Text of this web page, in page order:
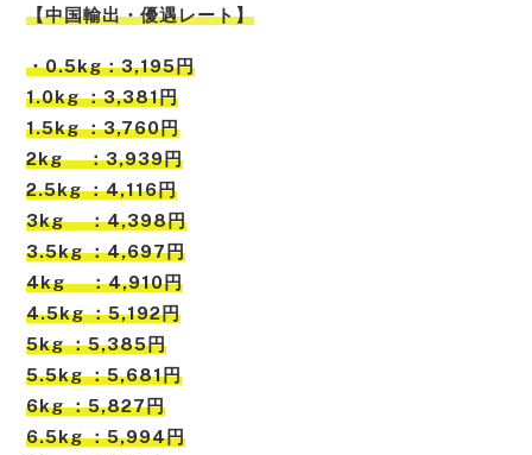
【中国輸出・優遇レート】
・0.5kg：3,195円
1.0kg ：3,381円
1.5kg ：3,760円
2kg ：3,939円
2.5kg ：4,116円
3kg ：4,398円
3.5kg ：4,697円
4kg ：4,910円
4.5kg ：5,192円
5kg ：5,385円
5.5kg ：5,681円
6kg ：5,827円
6.5kg ：5,994円